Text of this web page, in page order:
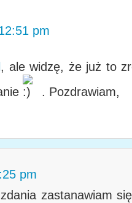
pm
, ale widzę, że już to
. Pozdrawiam,
pm
zastanawiam